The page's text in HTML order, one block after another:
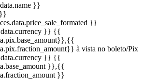
}}
}}
}}
}} {{
,{{
à vista no boleto/Pix
}} {{
}},{{
}}